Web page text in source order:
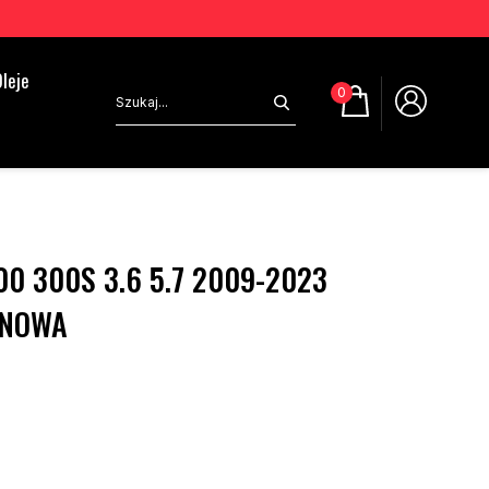
0
300S 3.6 5.7 2009-2023